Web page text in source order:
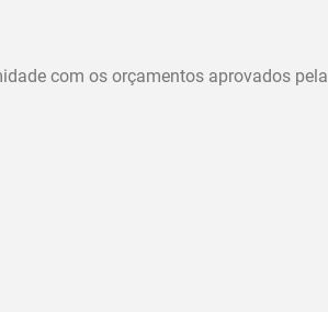
com os orçamentos aprovados pela